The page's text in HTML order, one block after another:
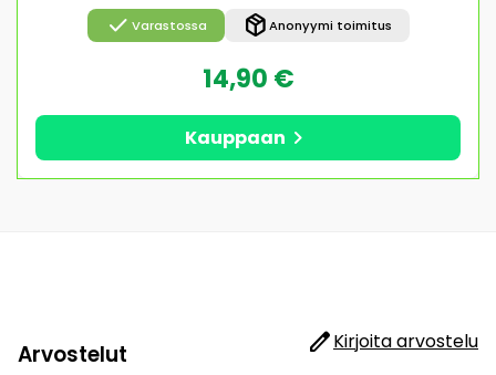
check Varastossa package_2Anonyymi toimitus
14,90 €
Kauppaan chevron_right
Arvostelut editKirjoita arvostelu